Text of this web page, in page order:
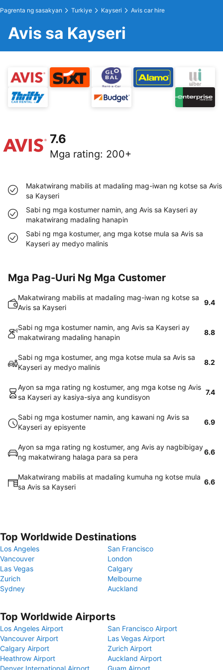
Pagrenta ng sasakyan Turkiye Kayseri Avis car hire
Avis sa Kayseri
7.6
Mga rating: 200+
Makatwirang mabilis at madaling mag-iwan ng kotse sa Avis
sa Kayseri
Sabi ng mga kostumer namin, ang Avis sa Kayseri ay
makatwirang madaling hanapin
Sabi ng mga kostumer, ang mga kotse mula sa Avis sa
Kayseri ay medyo malinis
Mga Pag-Uuri Ng Mga Customer
Makatwirang mabilis at madaling mag-iwan ng kotse sa
Avis sa Kayseri
9.4
Sabi ng mga kostumer namin, ang Avis sa Kayseri ay
makatwirang madaling hanapin
8.8
Sabi ng mga kostumer, ang mga kotse mula sa Avis sa
Kayseri ay medyo malinis
8.2
Ayon sa mga rating ng kostumer, ang mga kotse ng Avis
sa Kayseri ay kasiya-siya ang kundisyon
7.4
Sabi ng mga kostumer namin, ang kawani ng Avis sa
Kayseri ay episyente
6.9
Ayon sa mga rating ng kostumer, ang Avis ay nagbibigay
ng makatwirang halaga para sa pera
6.6
Makatwirang mabilis at madaling kumuha ng kotse mula
sa Avis sa Kayseri
6.6
Top Worldwide Destinations
Los Angeles
San Francisco
Vancouver
London
Las Vegas
Calgary
Zurich
Melbourne
Sydney
Auckland
Top Worldwide Airports
Los Angeles Airport
San Francisco Airport
Vancouver Airport
Las Vegas Airport
Calgary Airport
Zurich Airport
Heathrow Airport
Auckland Airport
Denver International Airport
Guam Airport